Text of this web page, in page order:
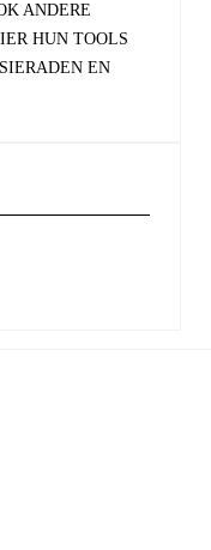
ANDERE
HUN TOOLS
EN